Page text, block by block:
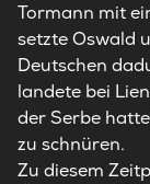
Tormann mit
setzte Oswald
Deutschen
landete bei
der Serbe
zu schnüren.
Zu diesem